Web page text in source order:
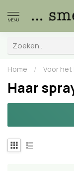
MENU
Home / Voor het
Haar